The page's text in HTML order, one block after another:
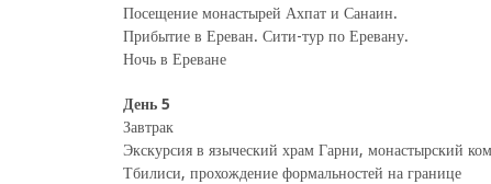
Посещение монастырей Ахпат и Санаин.
Прибытие в Ереван. Сити-тур по Еревану.
Ночь в Ереване
День 5
Завтрак
Экскурсия в языческий храм Гарни, монастырский
Тбилиси, прохождение формальностей на границе